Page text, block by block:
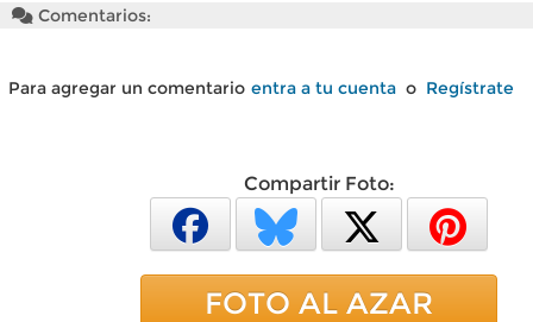
Comentarios:
Para agregar un comentario entra a tu cuenta o Regístrate
Compartir Foto:
FOTO AL AZAR